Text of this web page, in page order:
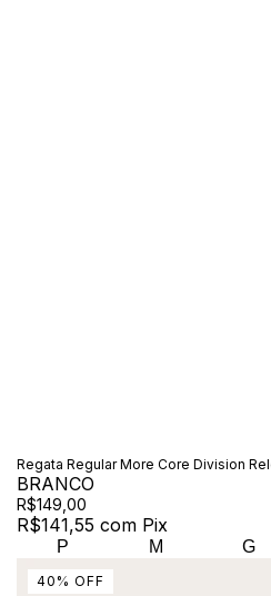
Regata Regular More Core Division
BRANCO
R$149,00
R$141,55 com Pix
P M G
40 % OFF